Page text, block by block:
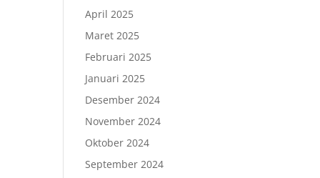
April 2025
Maret 2025
Februari 2025
Januari 2025
Desember 2024
November 2024
Oktober 2024
September 2024